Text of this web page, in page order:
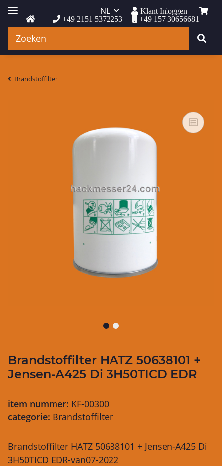
+49 2151 5372253 +49 157 30656681
NL Klant Inloggen
Brandstoffilter
Brandstoffilter HATZ 50638101 +
Jensen-A425 Di 3H50TICD EDR
item nummer: KF-00300
categorie: Brandstoffilter
Brandstoffilter HATZ 50638101 + Jensen-A425 Di
3H50TICD EDR-van07-2022